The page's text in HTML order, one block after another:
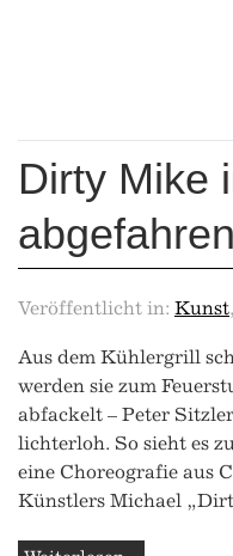
Dirty Mike
Veröffentlicht in: Kunst,
Aus dem Kühlergrill
werden sie zum
abfackelt – Peter
lichterloh. So sieht es
eine Choreografie aus
Künstlers Michael